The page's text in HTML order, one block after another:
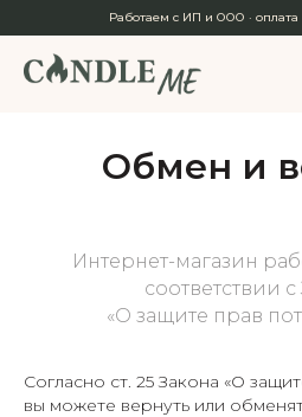
Работаем с ИП и ООО · оплата
Обмен и
Интернет-магазин
соответствии
«О защите прав
Согласно ст. 25 Закона «О
вы можете вернуть или